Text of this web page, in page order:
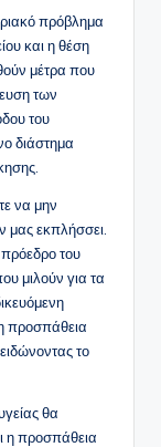
πρόβλημα
και η θέση
μέτρα που
των
του
διάστημα
να μην
μας εκπλήσσει.
του
μιλούν για τα
προσπάθεια
το
θα
η προσπάθεια